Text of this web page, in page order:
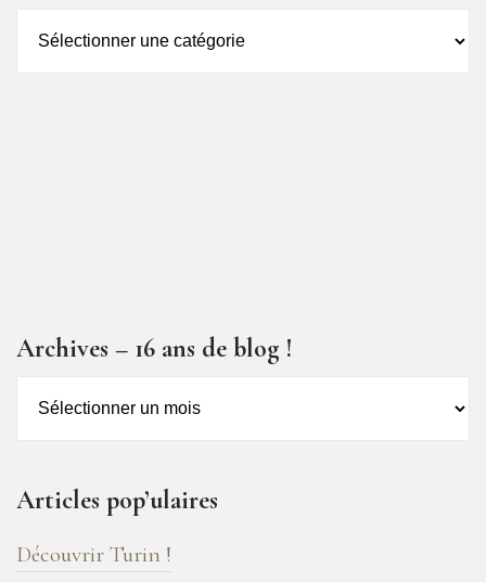
des
Archives – 16 ans de blog !
de
blog
!
Articles pop’ulaires
Découvrir Turin !